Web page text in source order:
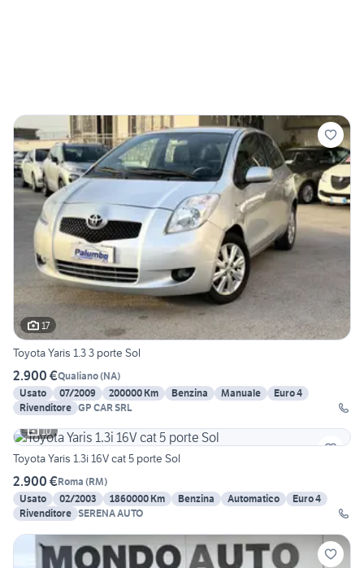
17
Toyota Yaris 1.3 3 porte Sol
2.900 €Qualiano(NA)
Usato
07/2009 200000 Km Benzina Manuale
Euro 4
Rivenditore GP CAR SRL
10
Toyota Yaris 1.3i 16V cat 5 porte Sol
2.900 €Roma (RM)
Usato
02/2003 1860000 Km Benzina Automatico
Euro 4
Rivenditore SERENA AUTO